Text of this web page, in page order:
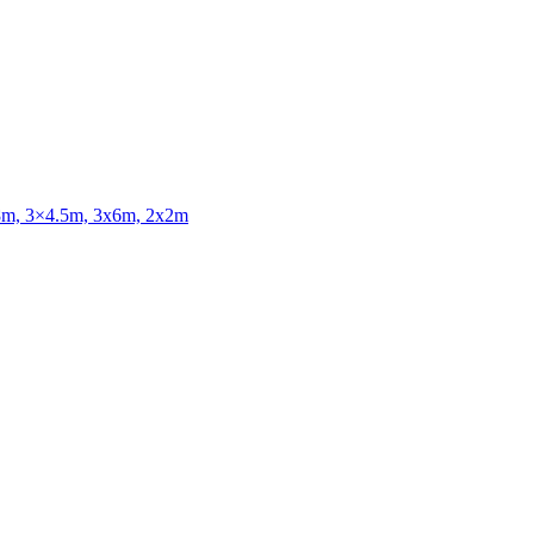
3×4.5m, 3x6m, 2x2m